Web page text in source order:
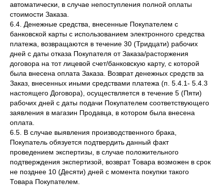
автоматически, в случае непоступления полной оплаты
стоимости Заказа.
6.4. Денежные средства, внесенные Покупателем с
банковской карты с использованием электронного средства
платежа, возвращаются в течение 30 (Тридцати) рабочих
дней с даты отказа Покупателя от Заказа/расторжения
договора на тот лицевой счет/банковскую карту, с которой
была внесена оплата Заказа. Возврат денежных средств за
Заказ, внесенных иными средствами платежа (п. 5.4.1- 5.4.3
настоящего Договора), осуществляется в течение 5 (Пяти)
рабочих дней с даты подачи Покупателем соответствующего
заявления в магазин Продавца, в котором была внесена
оплата.
6.5. В случае выявления производственного брака,
Покупатель обязуется подтвердить данный факт
проведением экспертизы, в случае положительного
подтверждения экспертизой, возврат Товара возможен в срок
не позднее 10 (Десяти) дней с момента покупки такого
Товара Покупателем.